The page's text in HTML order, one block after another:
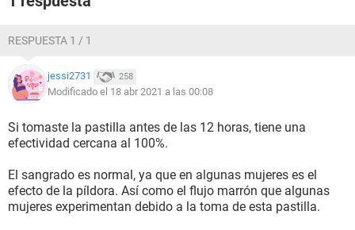
RESPUESTA 1 / 1
jessi2731 258
Modificado el 18 abr 2021 a las 00:08
Si tomaste la pastilla antes de las 12 horas, tiene una
efectividad cercana al 100%.
El sangrado es normal, ya que en algunas mujeres es el
efecto de la píldora. Así como el flujo marrón que algunas
mujeres experimentan debido a la toma de esta pastilla.